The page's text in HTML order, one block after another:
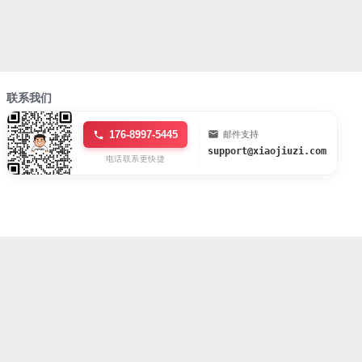
联系我们
176-8997-5445
电话联系更快捷
邮件支持
support@xiaojiuzi.com